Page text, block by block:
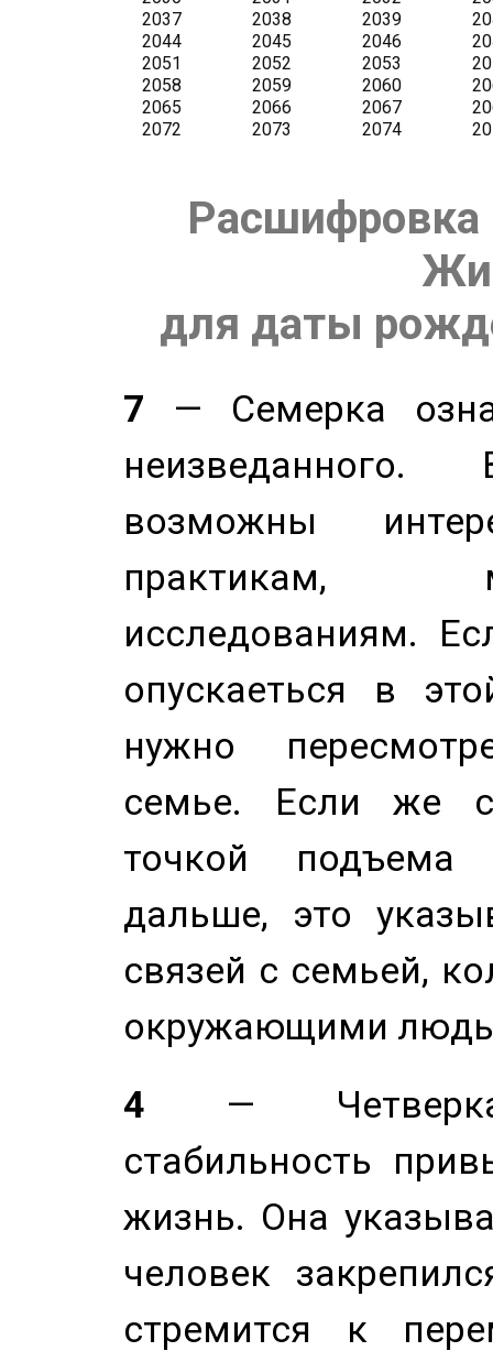
Расшифровка
для даты
7 — Семерка
возможны
практикам,
исследованиям.
опускаеться в
нужно
семье. Если же
точкой
дальше, это
связей с семьей,
окружающими
4 — Четверка
стабильность
жизнь. Она
человек
стремится к